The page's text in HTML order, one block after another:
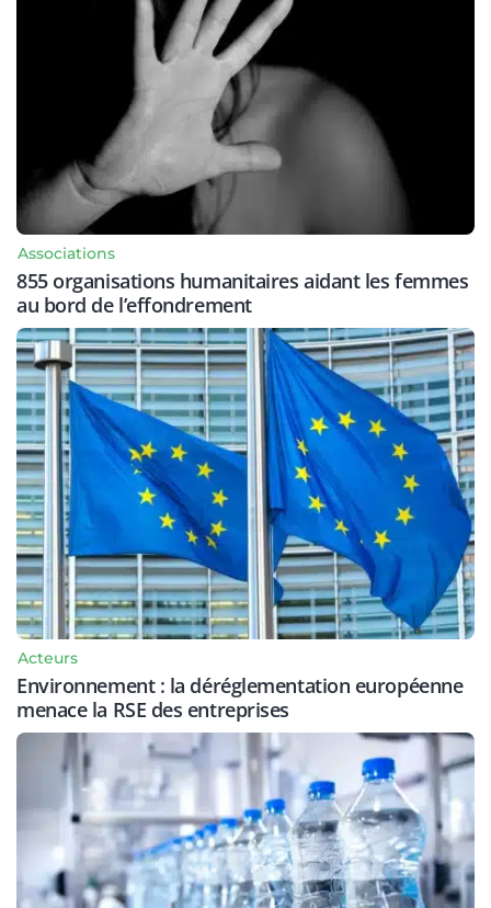
Associations
855 organisations humanitaires aidant les femmes
au bord de l’effondrement
Acteurs
Environnement : la déréglementation européenne
menace la RSE des entreprises